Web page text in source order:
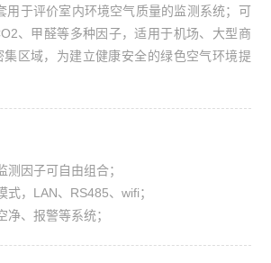
用于评价室内环境空气质量的监测系统；可
、甲醛等多种因子，适用于机场、大型商
区域，为建立健康安全的绿色空气环境提
测因子可自由组合；
式，LAN、RS485、wifi；
净、报警等系统；